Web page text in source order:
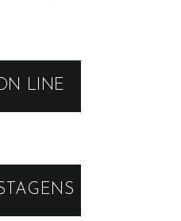
LINE